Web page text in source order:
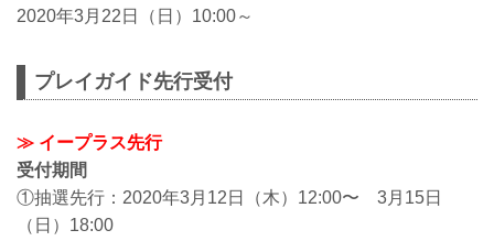
2020年3月22日（日）10:00～
プレイガイド先行受付
≫ イープラス先行
受付期間
①抽選先行：2020年3月12日（木）12:00〜 3月15日
（日）18:00